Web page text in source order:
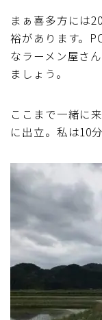
まぁ喜多方には
裕があります。
なラーメン屋さ
ましょう。
ここまで一緒に
に出立。私は10